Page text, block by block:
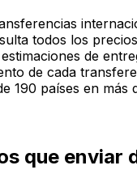
todos los
de
de cada
190 países en más
que enviar